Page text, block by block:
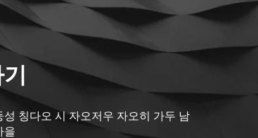
성 칭다오 시 자오저우 자오히 가두 남
을